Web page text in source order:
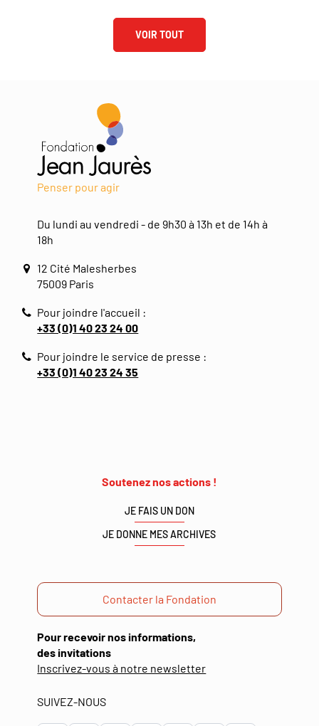
VOIR TOUT
Penser pour agir
Du lundi au vendredi - de 9h30 à 13h et de 14h à
18h
12 Cité Malesherbes
75009 Paris
Pour joindre l'accueil :
+33 (0)1 40 23 24 00
Pour joindre le service de presse :
+33 (0)1 40 23 24 35
Soutenez nos actions !
JE FAIS UN DON
JE DONNE MES ARCHIVES
Contacter la Fondation
Pour recevoir nos informations,
des invitations
Inscrivez-vous à notre newsletter(ouverture
SUIVEZ-NOUS